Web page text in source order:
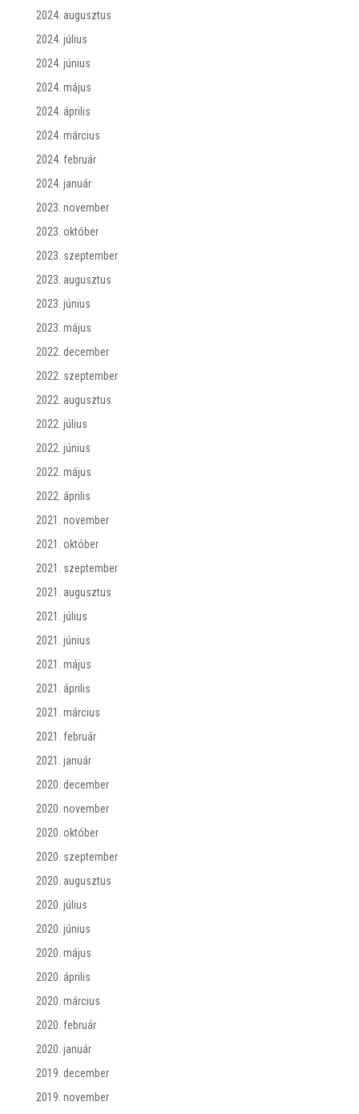
2024. augusztus
2024. július
2024. június
2024. május
2024. április
2024. március
2024. február
2024. január
2023. november
2023. október
2023. szeptember
2023. augusztus
2023. június
2023. május
2022. december
2022. szeptember
2022. augusztus
2022. július
2022. június
2022. május
2022. április
2021. november
2021. október
2021. szeptember
2021. augusztus
2021. július
2021. június
2021. május
2021. április
2021. március
2021. február
2021. január
2020. december
2020. november
2020. október
2020. szeptember
2020. augusztus
2020. július
2020. június
2020. május
2020. április
2020. március
2020. február
2020. január
2019. december
2019. november